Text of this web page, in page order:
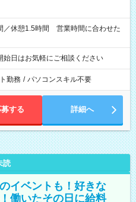
日はお気軽にご相談ください
勤務 / パソコンスキル不要
募する 詳細へ
読
イベントも！好きな
働いたその日に給料